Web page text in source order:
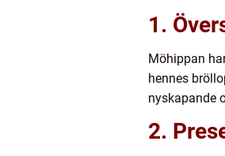
1.
Möhippan
hennes
nyskapande
2.